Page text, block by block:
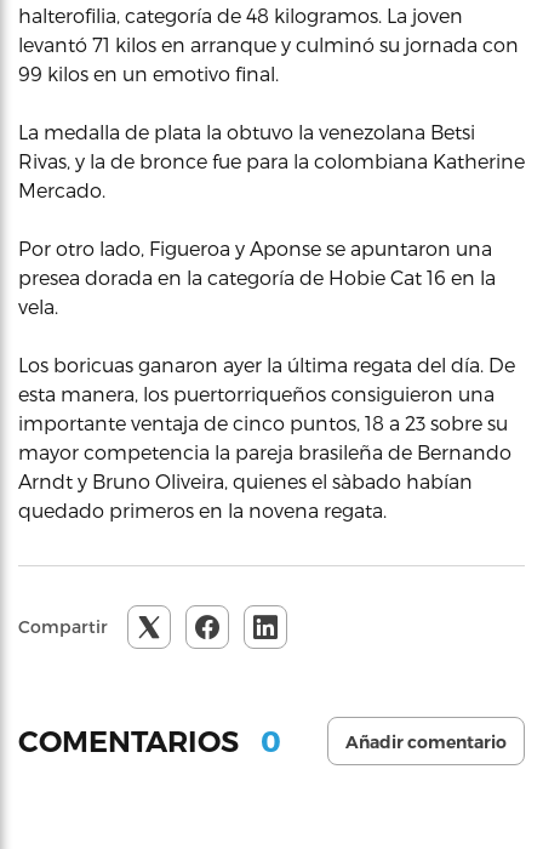
halterofilia, categoría de 48 kilogramos. La joven
levantó 71 kilos en arranque y culminó su jornada con
99 kilos en un emotivo final.
La medalla de plata la obtuvo la venezolana Betsi
Rivas, y la de bronce fue para la colombiana Katherine
Mercado.
Por otro lado, Figueroa y Aponse se apuntaron una
presea dorada en la categoría de Hobie Cat 16 en la
vela.
Los boricuas ganaron ayer la última regata del día. De
esta manera, los puertorriqueños consiguieron una
importante ventaja de cinco puntos, 18 a 23 sobre su
mayor competencia la pareja brasileña de Bernando
Arndt y Bruno Oliveira, quienes el sàbado habían
quedado primeros en la novena regata.
Compartir
COMENTARIOS 0 Añadir comentario